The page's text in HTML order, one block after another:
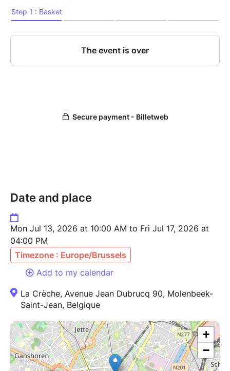
Date and place
Mon Jul 13, 2026 at 10:00 AM to Fri Jul 17, 2026 at
04:00 PM
Timezone : Europe/Brussels
Add to my calendar
La Crèche, Avenue Jean Dubrucq 90, Molenbeek-
Saint-Jean, Belgique
+
−